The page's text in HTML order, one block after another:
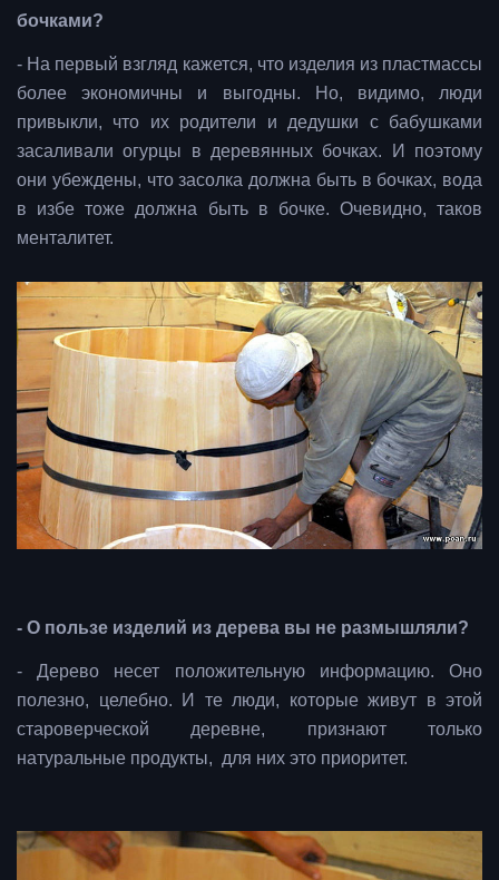
бочками?
- На первый взгляд кажется, что изделия из пластмассы
более экономичны и выгодны. Но, видимо, люди
привыкли, что их родители и дедушки с бабушками
засаливали огурцы в деревянных бочках. И поэтому
они убеждены, что засолка должна быть в бочках, вода
в избе тоже должна быть в бочке. Очевидно, таков
менталитет.
- О пользе изделий из дерева вы не размышляли?
- Дерево несет положительную информацию. Оно
полезно, целебно. И те люди, которые живут в этой
староверческой деревне, признают только
натуральные продукты, для них это приоритет.